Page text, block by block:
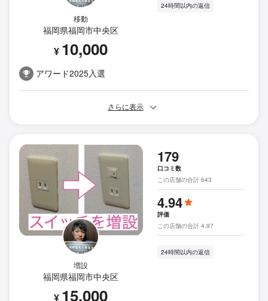
移動
福岡県福岡市中央区
¥ 10,000
アワード2025入選
24時間以内の返信
さらに表示
増設
福岡県福岡市中央区
¥ 15,000
179
口コミ数
この店舗の合計 643
4.94
評価
この店舗の合計 4.97
24時間以内の返信